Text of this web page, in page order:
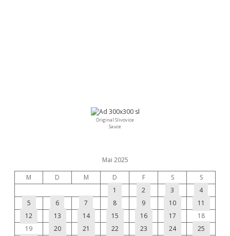
Original Slivovice
Sauce
Mai 2025
M
D M D F S
S
1
2 3
4
5
6 7 8 9 10
11
12
13 14 15 16 17
18
19
20 21 22 23 24
25